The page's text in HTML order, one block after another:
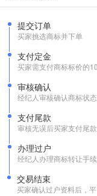
提交订单
买家挑选商标并下单
支付定金
买家需支付商标标价的
审核确认
经纪人审核确认商标状态
支付尾款
审核无误后买家支付尾
办理过户
经纪人办理商标转让手
交易结束
买家确认过户资料后，